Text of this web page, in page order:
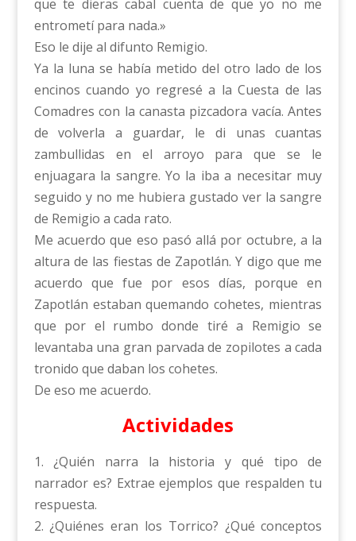
que te dieras cabal cuenta de que yo no me
entrometí para nada.»
Eso le dije al difunto Remigio.
Ya la luna se había metido del otro lado de los
encinos cuando yo regresé a la Cuesta de las
Comadres con la canasta pizcadora vacía. Antes
de volverla a guardar, le di unas cuantas
zambullidas en el arroyo para que se le
enjuagara la sangre. Yo la iba a necesitar muy
seguido y no me hubiera gustado ver la sangre
de Remigio a cada rato.
Me acuerdo que eso pasó allá por octubre, a la
altura de las fiestas de Zapotlán. Y digo que me
acuerdo que fue por esos días, porque en
Zapotlán estaban quemando cohetes, mientras
que por el rumbo donde tiré a Remigio se
levantaba una gran parvada de zopilotes a cada
tronido que daban los cohetes.
De eso me acuerdo.
Actividades
1. ¿Quién narra la historia y qué tipo de
narrador es? Extrae ejemplos que respalden tu
respuesta.
2. ¿Quiénes eran los Torrico? ¿Qué conceptos